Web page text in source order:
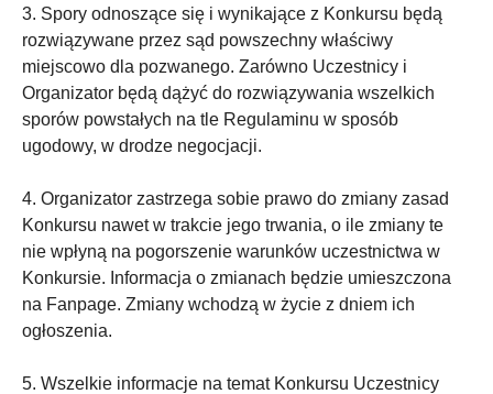
3. Spory odnoszące się i wynikające z Konkursu będą
rozwiązywane przez sąd powszechny właściwy
miejscowo dla pozwanego. Zarówno Uczestnicy i
Organizator będą dążyć do rozwiązywania wszelkich
sporów powstałych na tle Regulaminu w sposób
ugodowy, w drodze negocjacji.
4. Organizator zastrzega sobie prawo do zmiany zasad
Konkursu nawet w trakcie jego trwania, o ile zmiany te
nie wpłyną na pogorszenie warunków uczestnictwa w
Konkursie. Informacja o zmianach będzie umieszczona
na Fanpage. Zmiany wchodzą w życie z dniem ich
ogłoszenia.
5. Wszelkie informacje na temat Konkursu Uczestnicy